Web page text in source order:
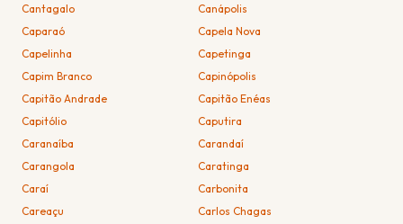
Cantagalo
Canápolis
Caparaó
Capela Nova
Capelinha
Capetinga
Capim Branco
Capinópolis
Capitão Andrade
Capitão Enéas
Capitólio
Caputira
Caranaíba
Carandaí
Carangola
Caratinga
Caraí
Carbonita
Careaçu
Carlos Chagas